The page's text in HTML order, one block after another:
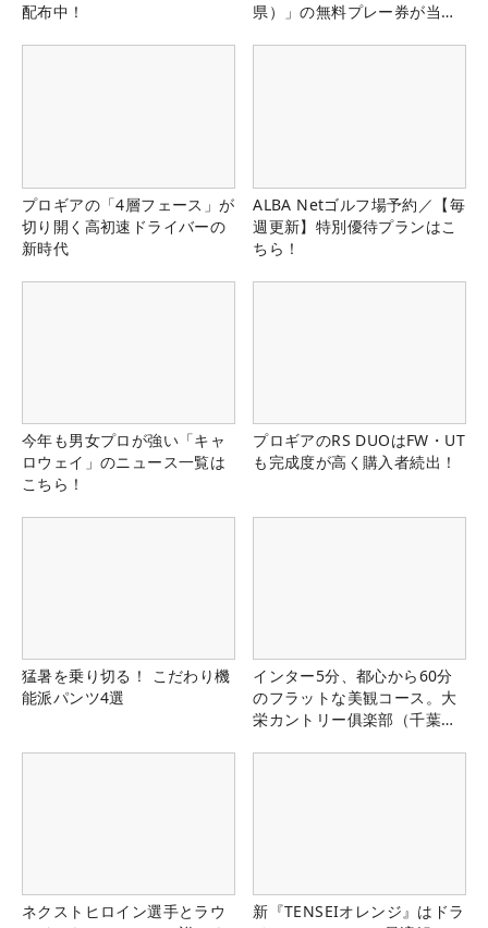
配布中！
県）」の無料プレー券が当た
プロギアの「4層フェース」が
切り開く高初速ドライバーの
新時代
ALBA Netゴルフ場予約／【毎
週更新】特別優待プランはこ
ちら！
今年も男女プロが強い「キャ
ロウェイ」のニュース一覧は
こちら！
プロギアのRS DUOはFW・UT
も完成度が高く購入者続出！
猛暑を乗り切る！ こだわり機
能派パンツ4選
インター5分、都心から60分
のフラットな美観コース。大
栄カントリー俱楽部（千葉
ネクストヒロイン選手とラウ
新『TENSEIオレンジ』はドラ